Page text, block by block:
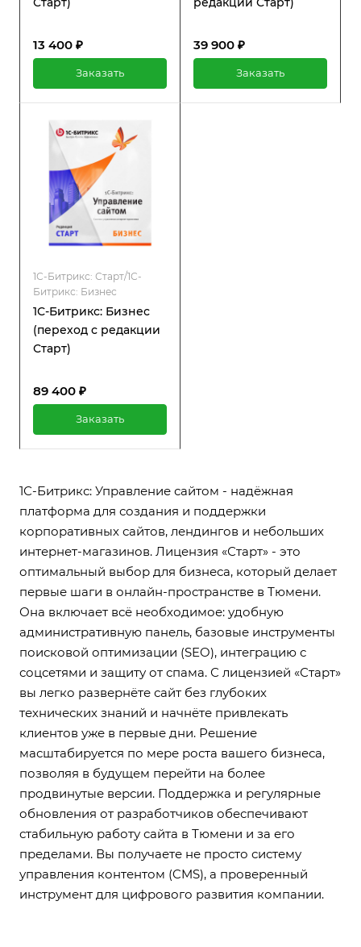
13 400 ₽
Заказать
39 900 ₽
Заказать
1С-Битрикс: Старт/1С-
Битрикс: Бизнес
1С-Битрикс: Бизнес
(переход с редакции
Старт)
89 400 ₽
Заказать
1С-Битрикс: Управление сайтом - надёжная
платформа для создания и поддержки
корпоративных сайтов, лендингов и небольших
интернет-магазинов. Лицензия «Старт» - это
оптимальный выбор для бизнеса, который делает
первые шаги в онлайн-пространстве в Тюмени.
Она включает всё необходимое: удобную
административную панель, базовые инструменты
поисковой оптимизации (SEO), интеграцию с
соцсетями и защиту от спама. С лицензией «Старт»
вы легко развернёте сайт без глубоких
технических знаний и начнёте привлекать
клиентов уже в первые дни. Решение
масштабируется по мере роста вашего бизнеса,
позволяя в будущем перейти на более
продвинутые версии. Поддержка и регулярные
обновления от разработчиков обеспечивают
стабильную работу сайта в Тюмени и за его
пределами. Вы получаете не просто систему
управления контентом (CMS), а проверенный
инструмент для цифрового развития компании.